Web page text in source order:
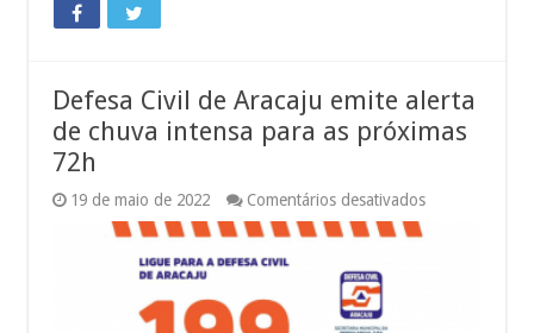
Defesa Civil de Aracaju emite alerta
de chuva intensa para as próximas
72h
19 de maio de 2022 Comentários desativadosem